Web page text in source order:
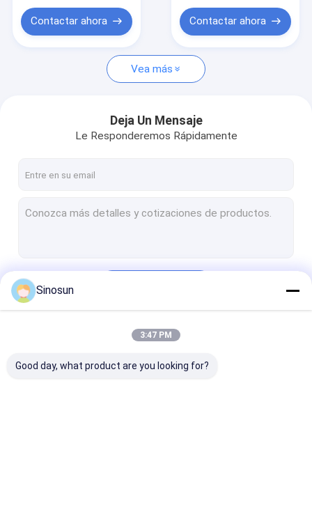
Radio de la red de malla
Enlace de datos/Video HD/Redes inalámbricas industriales
Las demás
HD Video y
transmisión de datos
a distancia enlace de
datos multicanal
Contactar ahora
HD Video y
transmisión de datos
a distancia enlace de
datos multicanal
Contactar ahora
Vea más
Deja Un Mensaje
Le Responderemos Rápidamente
Nuestras Categorías
Sinosun
3:47 PM
Good day, what product are you looking for?